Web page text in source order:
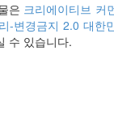
은 크리에이티브 커
-변경금지 2.0 대한
수 있습니다.